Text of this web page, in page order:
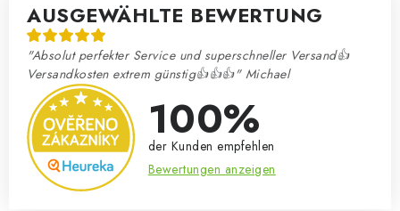
AUSGEWÄHLTE BEWERTUNG
"Absolut perfekter Service und superschneller Versand👍
Versandkosten extrem günstig👍👍👍" Michael
100%
der Kunden empfehlen
Bewertungen anzeigen